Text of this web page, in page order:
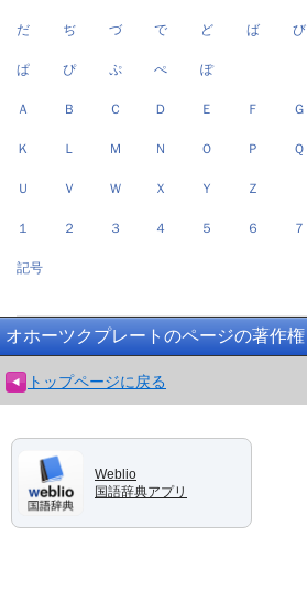
だ ぢ づ で ど ば び
ぱ ぴ ぷ ぺ ぽ
Ａ Ｂ Ｃ Ｄ Ｅ Ｆ Ｇ
Ｋ Ｌ Ｍ Ｎ Ｏ Ｐ Ｑ
Ｕ Ｖ Ｗ Ｘ Ｙ Ｚ
１ ２ ３ ４ ５ ６ ７
記号
オホーツクプレートのページの著作権
トップページに戻る
Weblio
国語辞典アプリ